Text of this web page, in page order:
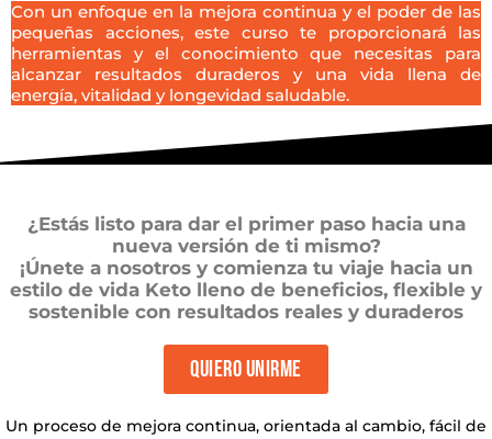
Con un enfoque en la mejora continua y el poder de las
pequeñas acciones, este curso te proporcionará las
herramientas y el conocimiento que necesitas para
alcanzar resultados duraderos y una vida llena de
energía, vitalidad y longevidad saludable.
¿Estás listo para dar el primer paso hacia una
nueva versión de ti mismo?
¡Únete a nosotros y comienza tu viaje hacia un
estilo de vida Keto lleno de beneficios, flexible y
sostenible con resultados reales y duraderos
QUIERO UNIRME
Un proceso de mejora continua, orientada al cambio, fácil de